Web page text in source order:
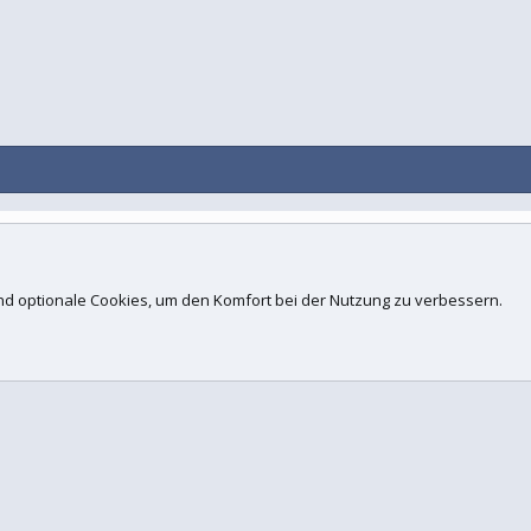
Inc.
optionale Cookies, um den Komfort bei der Nutzung zu verbessern.